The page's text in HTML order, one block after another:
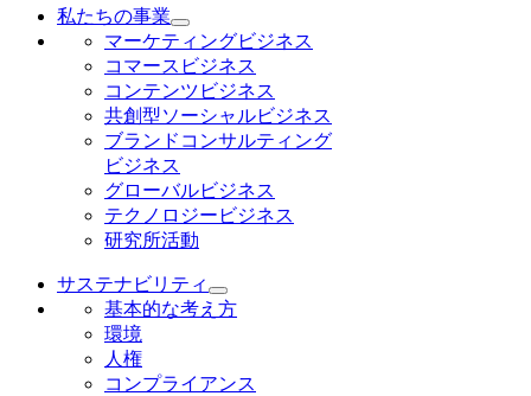
私たちの事業
マーケティングビジネス
コマースビジネス
コンテンツビジネス
共創型ソーシャルビジネス
ブランドコンサルティング
ビジネス
グローバルビジネス
テクノロジービジネス
研究所活動
サステナビリティ
基本的な考え方
環境
人権
コンプライアンス